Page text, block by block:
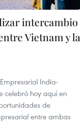
intercambio
Vietnam y la
India-
celebró hoy aquí en
de
entre ambas